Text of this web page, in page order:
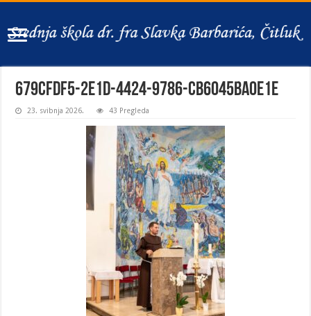
679cfdf5-2e1d-4424-9786-cb6045ba0e1e
23. svibnja 2026. 43 Pregleda